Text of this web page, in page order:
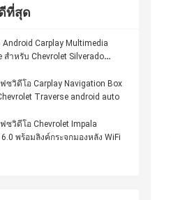
ที่สุด
Android Carplay Multimedia
สำหรับ Chevrolet Silverado
ฟซวิดีโอ Carplay Navigation Box
Traverse android auto
ฟซวิดีโอ Chevrolet Impala
พร้อมลิงค์กระจกมองหลัง WiFi